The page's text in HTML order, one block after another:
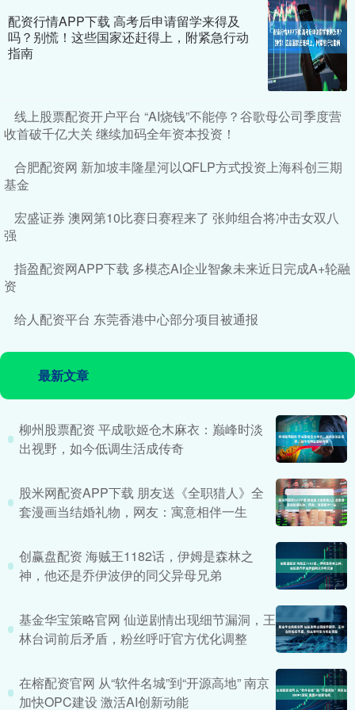
配资行情APP下载 高考后申请留学来得及
吗？别慌！这些国家还赶得上，附紧急行动
指南
线上股票配资开户平台 “AI烧钱”不能停？谷歌母公司季度营
收首破千亿大关 继续加码全年资本投资！
合肥配资网 新加坡丰隆星河以QFLP方式投资上海科创三期
基金
宏盛证券 澳网第10比赛日赛程来了 张帅组合将冲击女双八
强
指盈配资网APP下载 多模态AI企业智象未来近日完成A+轮融
资
给人配资平台 东莞香港中心部分项目被通报
最新文章
柳州股票配资 平成歌姬仓木麻衣：巅峰时淡
出视野，如今低调生活成传奇
股米网配资APP下载 朋友送《全职猎人》全
套漫画当结婚礼物，网友：寓意相伴一生
创赢盘配资 海贼王1182话，伊姆是森林之
神，他还是乔伊波伊的同父异母兄弟
基金华宝策略官网 仙逆剧情出现细节漏洞，王
林台词前后矛盾，粉丝呼吁官方优化调整
在榕配资官网 从“软件名城”到“开源高地” 南京
加快OPC建设 激活AI创新动能